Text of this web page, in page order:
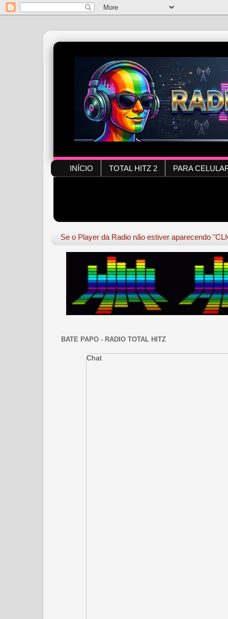
INÍCIO TOTAL HITZ 2 PARA
Se o Player da Radio não estiver aparecendo
BATE PAPO - RADIO TOTAL HITZ
Chat